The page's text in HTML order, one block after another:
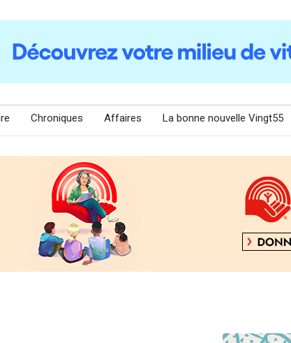
Chroniques Affaires La bonne nouvelle Vingt55